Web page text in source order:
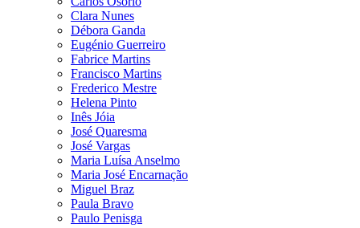
Clara Nunes
Débora Ganda
Eugénio Guerreiro
Fabrice Martins
Francisco Martins
Frederico Mestre
Helena Pinto
Inês Jóia
José Quaresma
José Vargas
Maria Luísa Anselmo
Maria José Encarnação
Miguel Braz
Paula Bravo
Paulo Penisga